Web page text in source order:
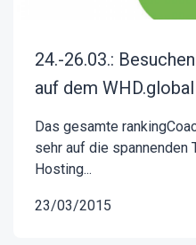
24.-26.03.:
auf dem
Das gesamte
sehr auf die spannenden
Hosting...
23/03/2015